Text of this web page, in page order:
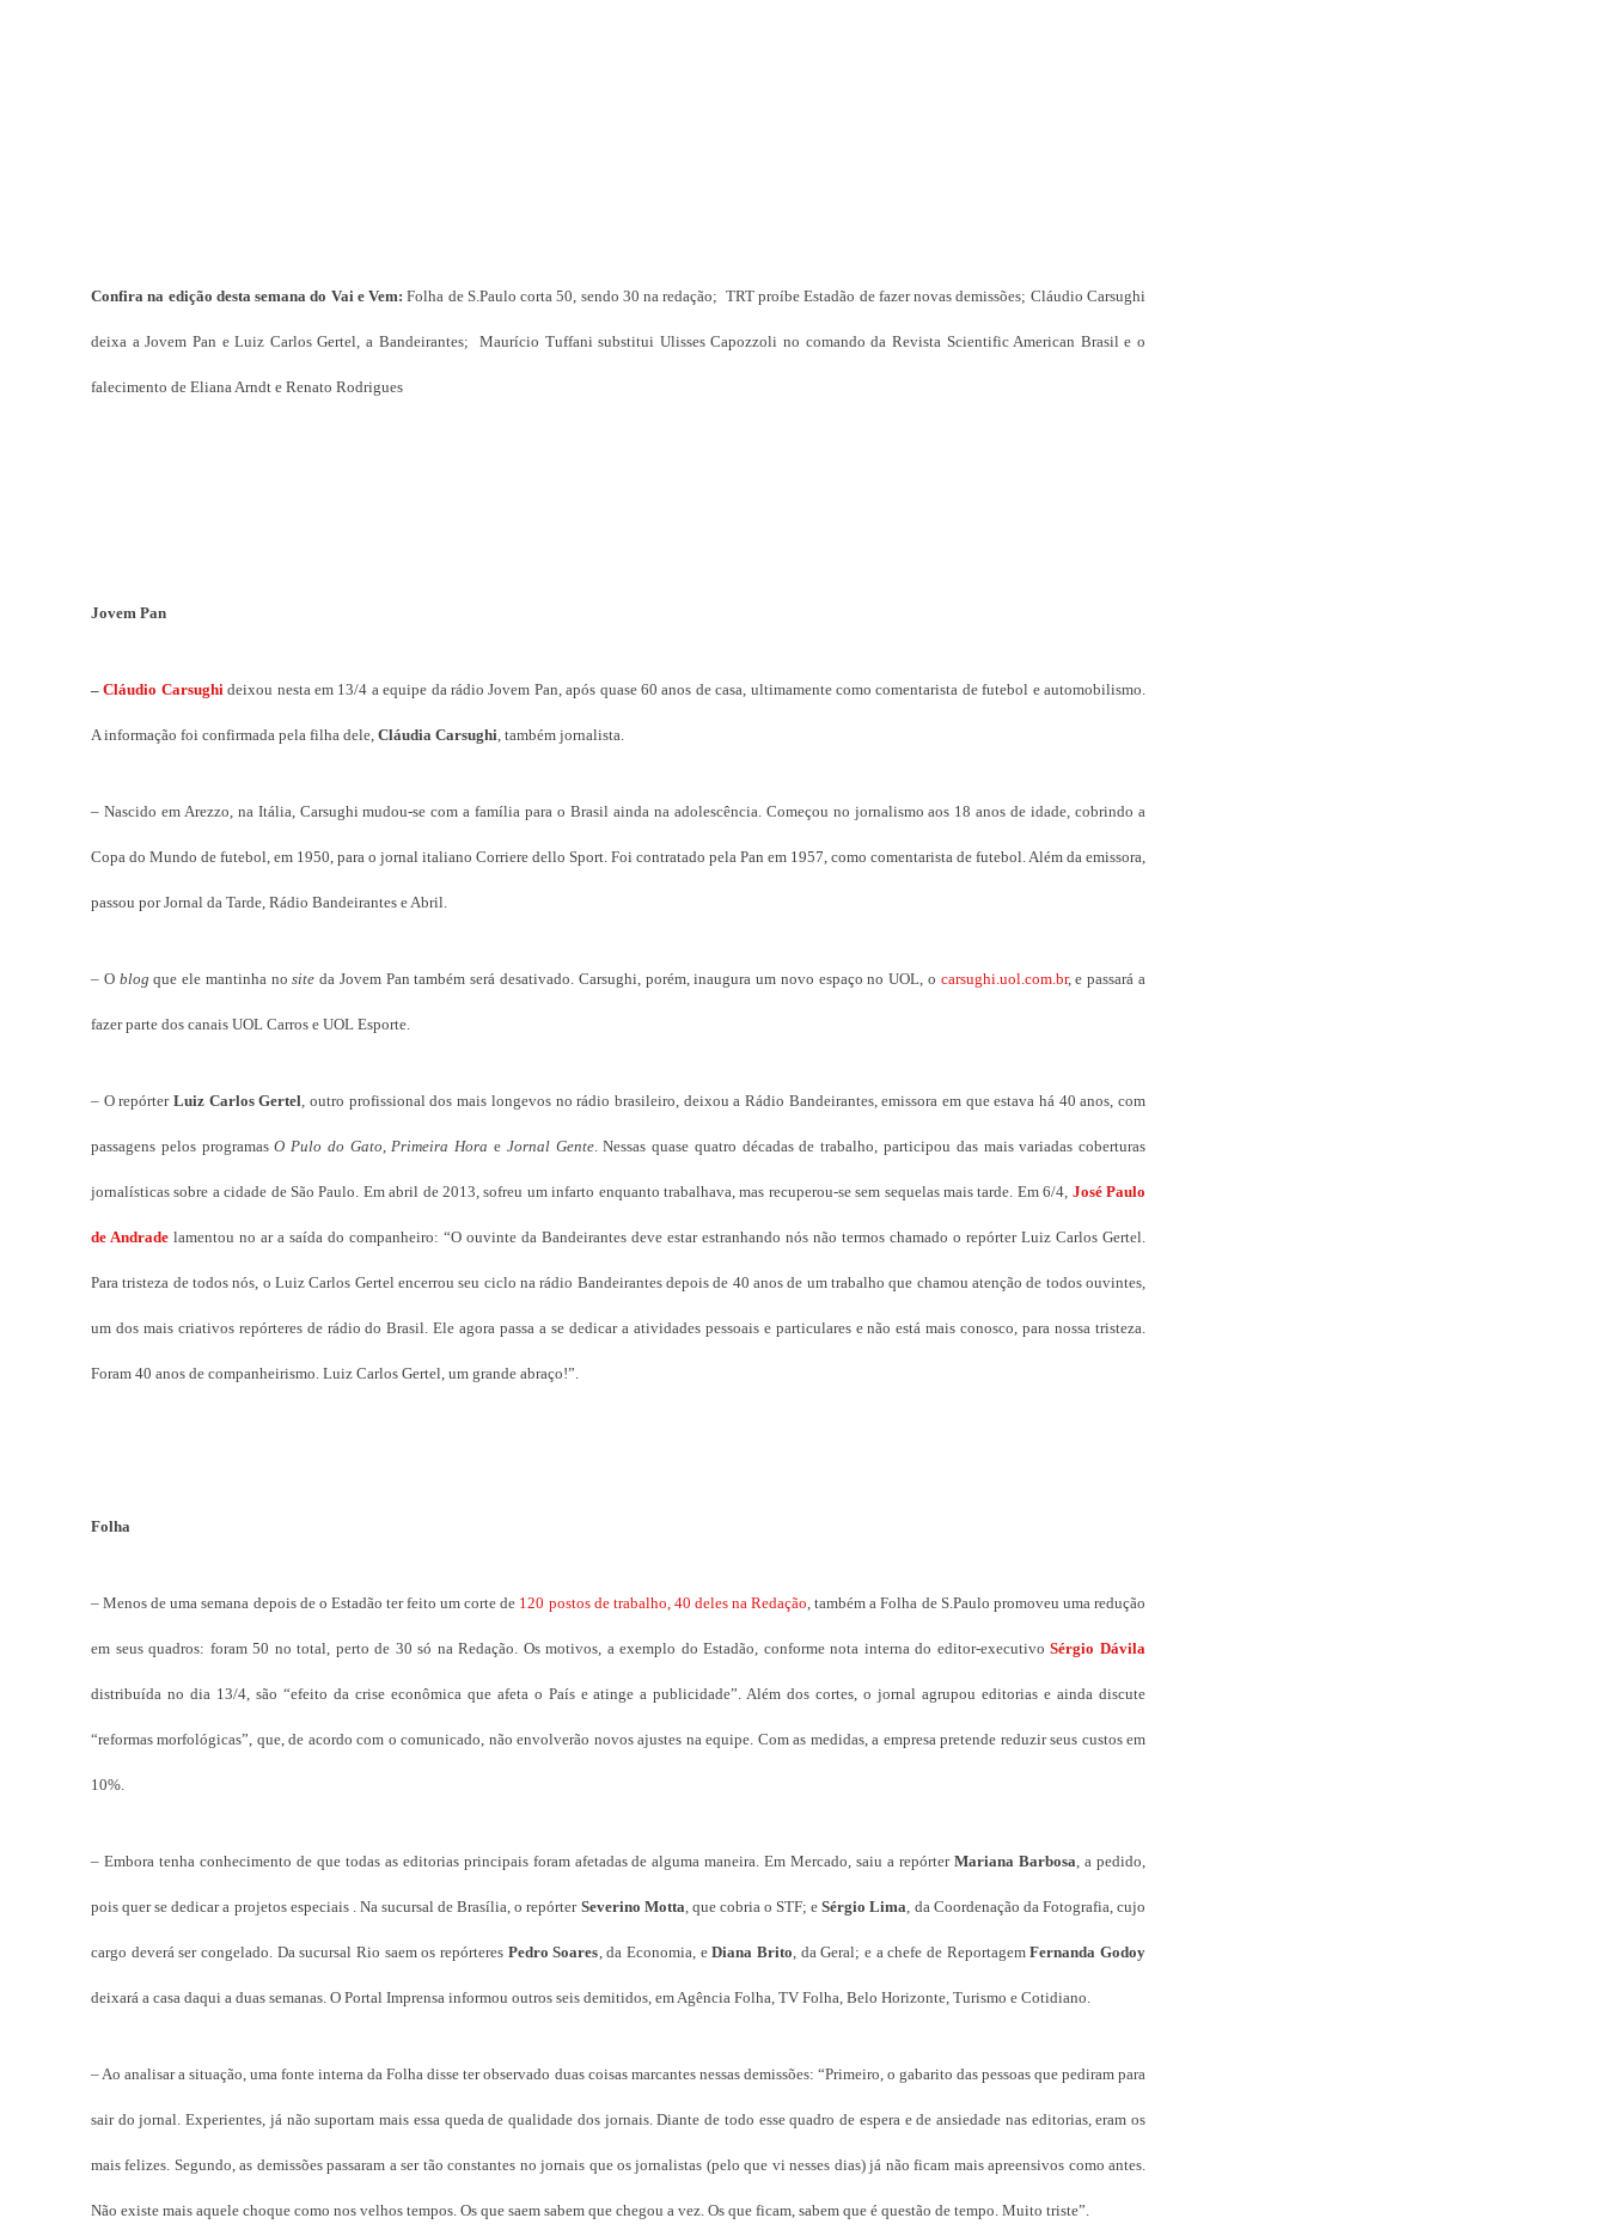
Confira na edição desta semana do Vai e Vem:Folha de S.Paulo corta 50, sendo 30 na redação; TRT proíbe Estadão de fazer novas demissões; Cláudio Carsughi
deixa a Jovem Pan e Luiz Carlos Gertel, a Bandeirantes; Maurício Tuffani substitui Ulisses Capozzoli no comando da Revista Scientific American Brasil e o
falecimento de Eliana Arndt e Renato Rodrigues
Jovem Pan
–Cláudio Carsughi deixou nesta em 13/4 a equipe da rádio Jovem Pan, após quase 60 anos de casa, ultimamente como comentarista de futebol e automobilismo.
A informação foi confirmada pela filha dele, Cláudia Carsughi , também jornalista.
– Nascido em Arezzo, na Itália, Carsughi mudou-se com a família para o Brasil ainda na adolescência. Começou no jornalismo aos 18 anos de idade, cobrindo a
Copa do Mundo de futebol, em 1950, para o jornal italiano Corriere dello Sport. Foi contratado pela Pan em 1957, como comentarista de futebol. Além da emissora,
passou por Jornal da Tarde, Rádio Bandeirantes e Abril.
– O blog que ele mantinha no site da Jovem Pan também será desativado. Carsughi, porém, inaugura um novo espaço no UOL, o carsughi.uol.com.br, e passará a
fazer parte dos canais UOL Carros e UOL Esporte.
– O repórterLuiz Carlos Gertel , outro profissional dos mais longevos no rádio brasileiro, deixou a Rádio Bandeirantes, emissora em que estava há 40 anos, com
passagens pelos programasO Pulo do Gato Primeira Hora e Jornal Gente. Nessas quase quatro décadas de trabalho, participou das mais variadas coberturas
jornalísticas sobre a cidade de São Paulo. Em abril de 2013, sofreu um infarto enquanto trabalhava, mas recuperou-se sem sequelas mais tarde. Em 6/4, José Paulo
de Andrade lamentou no ar a saída do companheiro: “O ouvinte da Bandeirantes deve estar estranhando nós não termos chamado o repórter Luiz Carlos Gertel.
Para tristeza de todos nós, o Luiz Carlos Gertel encerrou seu ciclo na rádio Bandeirantes depois de 40 anos de um trabalho que chamou atenção de todos ouvintes,
um dos mais criativos repórteres de rádio do Brasil. Ele agora passa a se dedicar a atividades pessoais e particulares e não está mais conosco, para nossa tristeza.
Foram 40 anos de companheirismo. Luiz Carlos Gertel, um grande abraço!”.
Folha
– Menos de uma semana depois de o Estadão ter feito um corte de 120 postos de trabalho, 40 deles na Redação , também a Folha de S.Paulo promoveu uma redução
em seus quadros: foram 50 no total, perto de 30 só na Redação. Os motivos, a exemplo do Estadão, conforme nota interna do editor-executivoSérgio Dávila
distribuída no dia 13/4, são “efeito da crise econômica que afeta o País e atinge a publicidade”. Além dos cortes, o jornal agrupou editorias e ainda discute
“reformas morfológicas”, que, de acordo com o comunicado, não envolverão novos ajustes na equipe. Com as medidas, a empresa pretende reduzir seus custos em
10%.
– Embora tenha conhecimento de que todas as editorias principais foram afetadas de alguma maneira. Em Mercado, saiu a repórterMariana Barbosa , a pedido,
pois quer se dedicar a projetos especiais . Na sucursal de Brasília, o repórter Severino Motta , que cobria o STF; eSérgio Lima , da Coordenação da Fotografia, cujo
cargo deverá ser congelado. Da sucursal Rio saem os repórteres Pedro Soares , da Economia, eDiana Brito , da Geral; e a chefe de ReportagemFernanda Godoy
deixará a casa daqui a duas semanas. O Portal Imprensa informou outros seis demitidos, em Agência Folha, TV Folha, Belo Horizonte, Turismo e Cotidiano.
– Ao analisar a situação, uma fonte interna da Folha disse ter observado duas coisas marcantes nessas demissões: “Primeiro, o gabarito das pessoas que pediram para
sair do jornal. Experientes, já não suportam mais essa queda de qualidade dos jornais. Diante de todo esse quadro de espera e de ansiedade nas editorias, eram os
mais felizes. Segundo, as demissões passaram a ser tão constantes no jornais que os jornalistas (pelo que vi nesses dias) já não ficam mais apreensivos como antes.
Não existe mais aquele choque como nos velhos tempos. Os que saem sabem que chegou a vez. Os que ficam, sabem que é questão de tempo. Muito triste”.